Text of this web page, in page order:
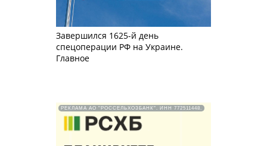
Завершился 1625-й день
спецоперации РФ на Украине.
Главное
РЕКЛАМА АО "РОССЕЛЬХОЗБАНК". ИНН 772511448.